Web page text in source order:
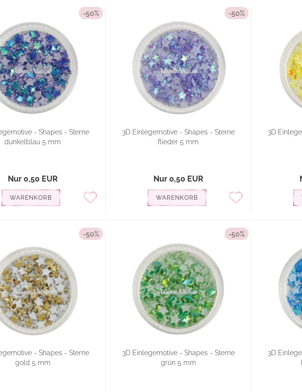
-50%
- Shapes - Sterne
dunkelblau 5 mm
Nur 0,50 EUR
WARENKORB
-50%
3D Einlegemotive - Shapes - Sterne
flieder 5 mm
Nur 0,50 EUR
WARENKORB
3D
-50%
- Shapes - Sterne
gold 5 mm
-50%
3D Einlegemotive - Shapes - Sterne
grün 5 mm
3D